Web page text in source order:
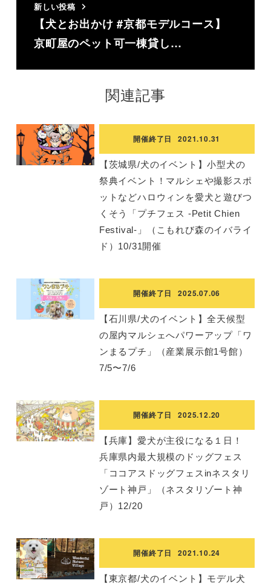
新しい投稿
【犬とお出かけ #京都モデルコース】
京町屋のペット可一棟貸し…
関連記事
開催終了日 2021.10.31
【茨城県/犬のイベント】小型犬の
祭典イベント！マルシェや撮影スポ
ットなどハロウィンを愛犬と遊びつ
くそう「プチフェス -Petit Chien
Festival-」（こもれび森のイバライ
ド）10/31開催
開催終了日 2025.07.06
【石川県/犬のイベント】全天候型
の屋内マルシェへパワーアップ「ワ
ンまるプチ」（産業展示館1号館）
7/5〜7/6
開催終了日 2025.12.20
【兵庫】愛犬が主役になる１日！
兵庫県内最大規模のドッグフェス
「ココアスドッグフェスinネスタリ
ゾート神戸」（ネスタリゾート神
戸）12/20
開催終了日 2021.10.24
【東京都/犬のイベント】モデル犬